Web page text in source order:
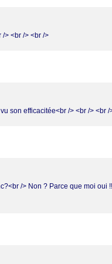
/> <br /> <br />
son efficacitée<br /> <br /> <br /
/> Non ? Parce que moi oui